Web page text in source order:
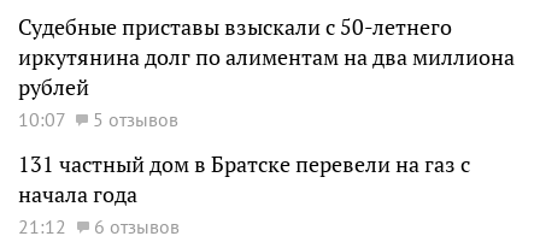
Судебные приставы взыскали с 50-летнего
иркутянина долг по алиментам на два миллиона
рублей
10:07 5 отзывов
131 частный дом в Братске перевели на газ с
начала года
21:12 6 отзывов